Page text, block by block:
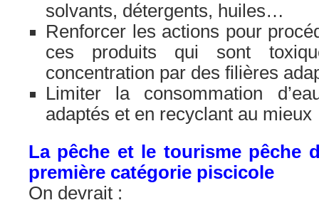
solvants, détergents, huiles…
Renforcer les actions pour
ces produits qui sont
concentration par des filières
Limiter la consommation
adaptés et en recyclant au mieux
La pêche et le tourisme pêche
première catégorie piscicole
On devrait :